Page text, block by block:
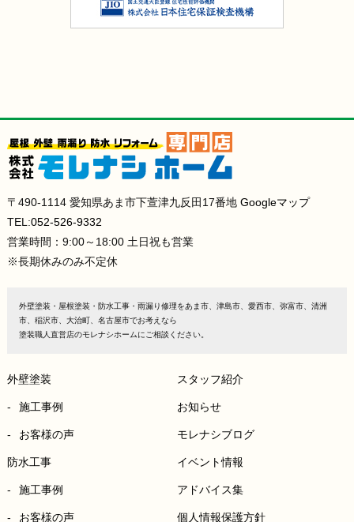
〒490-1114 愛知県あま市下萱津九反田17番地 Googleマップ
TEL:052-526-9332
営業時間：9:00～18:00 土日祝も営業
※長期休みのみ不定休
外壁塗装・屋根塗装・防水工事・雨漏り修理をあま市、津島市、愛西市、弥富市、清洲
市、稲沢市、大治町、名古屋市でお考えなら
塗装職人直営店のモレナシホームにご相談ください。
外壁塗装
施工事例
お客様の声
防水工事
施工事例
お客様の声
スタッフ紹介
お知らせ
モレナシブログ
イベント情報
アドバイス集
個人情報保護方針